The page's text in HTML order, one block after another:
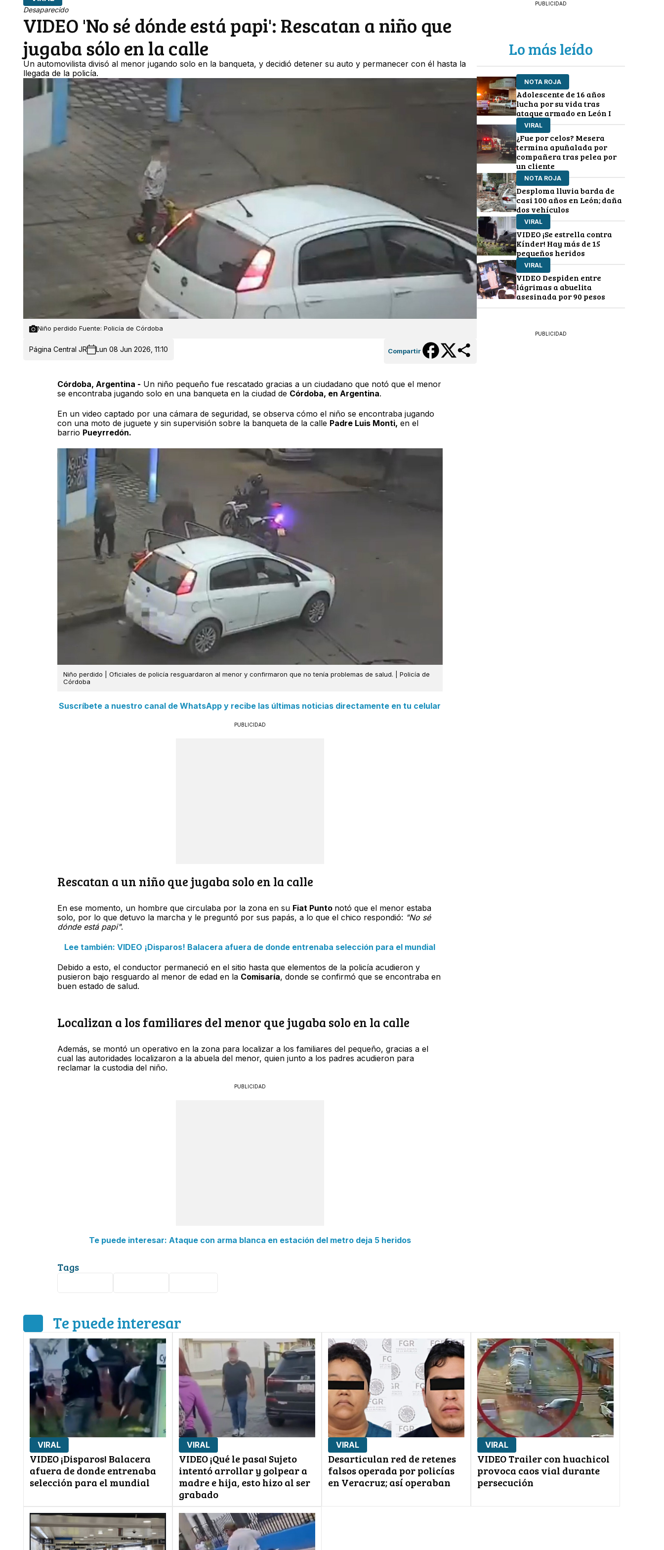
Desaparecido
VIDEO 'No sé dónde está papi': Rescatan a niño que
jugaba sólo en la calle
Un automovilista divisó al menor jugando solo en la banqueta, y decidió detener su auto y permanecer con él hasta la
llegada de la policía.
Niño perdido Fuente: Policía de Córdoba
Página Central JR Lun 08 Jun 2026, 11:10 Compartir
Córdoba, Argentina - Un niño pequeño fue rescatado gracias a un ciudadano que notó que el menor
se encontraba jugando solo en una banqueta en la ciudad de Córdoba, en Argentina.
En un video captado por una cámara de seguridad, se observa cómo el niño se encontraba jugando
con una moto de juguete y sin supervisión sobre la banqueta de la calle Padre Luis Monti, en el
barrio Pueyrredón.
Niño perdido | Oficiales de policía resguardaron al menor y confirmaron que no tenía problemas de salud. | Policía de
Córdoba
Suscríbete a nuestro canal de WhatsApp y recibe las últimas noticias directamente en tu celular
PUBLICIDAD
Rescatan a un niño que jugaba solo en la calle
En ese momento, un hombre que circulaba por la zona en su Fiat Punto notó que el menor estaba
solo, por lo que detuvo la marcha y le preguntó por sus papás, a lo que el chico respondió: "No sé
dónde está papi".
Lee también: VIDEO ¡Disparos! Balacera afuera de donde entrenaba selección para el mundial
Debido a esto, el conductor permaneció en el sitio hasta que elementos de la policía acudieron y
pusieron bajo resguardo al menor de edad en la Comisaría, donde se confirmó que se encontraba en
buen estado de salud.
Localizan a los familiares del menor que jugaba solo en la calle
Además, se montó un operativo en la zona para localizar a los familiares del pequeño, gracias a el
cual las autoridades localizaron a la abuela del menor, quien junto a los padres acudieron para
reclamar la custodia del niño.
PUBLICIDAD
Te puede interesar: Ataque con arma blanca en estación del metro deja 5 heridos
Tags
PUBLICIDAD
Lo más leído
NOTA ROJA
Adolescente de 16 años
lucha por su vida tras
ataque armado en León I
VIRAL
¿Fue por celos? Mesera
termina apuñalada por
compañera tras pelea por
un cliente
NOTA ROJA
Desploma lluvia barda de
casi 100 años en León; daña
dos vehículos
VIRAL
VIDEO ¡Se estrella contra
Kínder! Hay más de 15
pequeños heridos
VIRAL
VIDEO Despiden entre
lágrimas a abuelita
asesinada por 90 pesos
PUBLICIDAD
Te puede interesar
VIRAL
VIDEO ¡Disparos! Balacera
afuera de donde entrenaba
selección para el mundial
VIRAL
VIDEO ¡Qué le pasa! Sujeto
intentó arrollar y golpear a
madre e hija, esto hizo al ser
grabado
VIRAL
Desarticulan red de retenes
falsos operada por policías
en Veracruz; así operaban
VIRAL
VIDEO Trailer con huachicol
provoca caos vial durante
persecución